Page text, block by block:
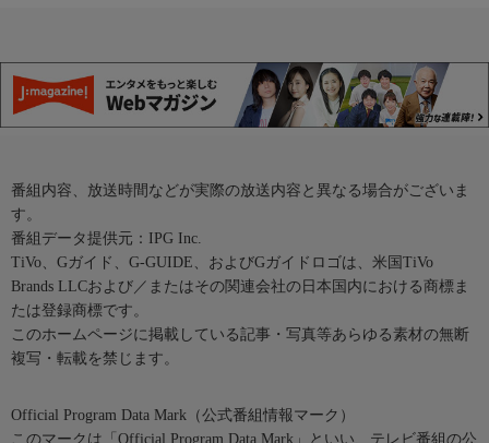
番組内容、放送時間などが実際の放送内容と異なる場合がございま
す。
番組データ提供元：IPG Inc.
TiVo、Gガイド、G-GUIDE、およびGガイドロゴは、米国TiVo
Brands LLCおよび／またはその関連会社の日本国内における商標ま
たは登録商標です。
このホームページに掲載している記事・写真等あらゆる素材の無断
複写・転載を禁じます。
Official Program Data Mark（公式番組情報マーク）
このマークは「Official Program Data Mark」といい、テレビ番組の公